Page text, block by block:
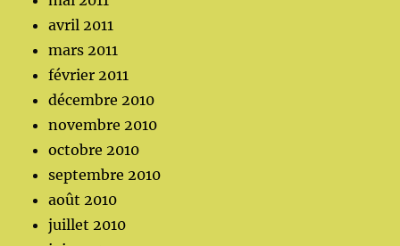
avril 2011
mars 2011
février 2011
décembre 2010
novembre 2010
octobre 2010
septembre 2010
août 2010
juillet 2010